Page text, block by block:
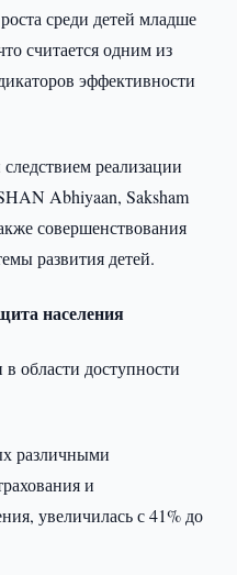
среди детей младше
считается одним из
эффективности
реализации
Abhiyaan, Saksham
совершенствования
развития детей.
населения
области доступности
различными
и
увеличилась с 41% до